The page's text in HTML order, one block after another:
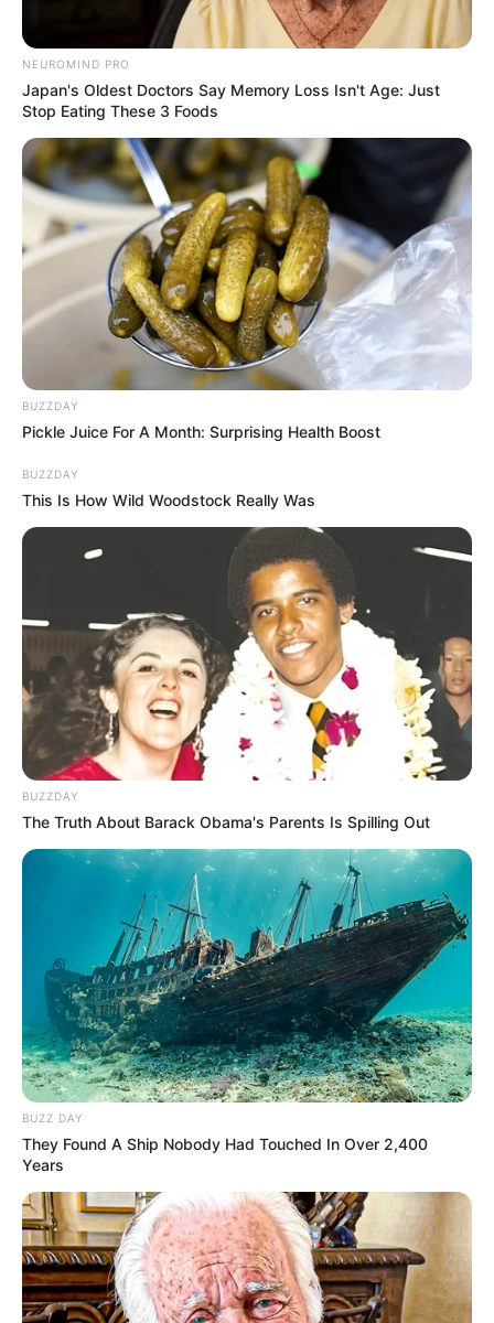
NEUROMIND PRO
Japan's Oldest Doctors Say Memory Loss Isn't Age: Just
Stop Eating These 3 Foods
BUZZDAY
Pickle Juice For A Month: Surprising Health Boost
BUZZDAY
This Is How Wild Woodstock Really Was
BUZZDAY
The Truth About Barack Obama's Parents Is Spilling Out
BUZZ DAY
They Found A Ship Nobody Had Touched In Over 2,400
Years